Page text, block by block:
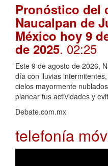
Pronóstico del
Naucalpan de
México hoy 9
de 2025. 02:25
Este 9 de agosto de 2026,
día con lluvias
cielos mayormente
planear tus actividades y
Debate.com.mx
telefonía